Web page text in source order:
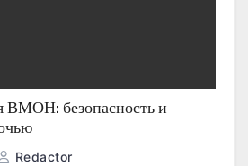
ВМОН: безопасность и
Redactor